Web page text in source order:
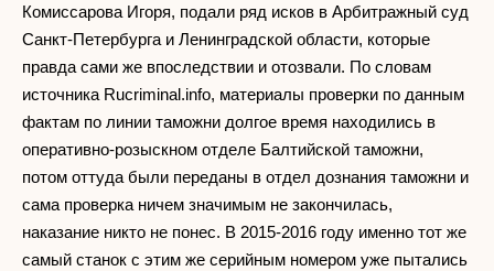
Комиссарова Игоря, подали ряд исков в Арбитражный суд
Санкт-Петербурга и Ленинградской области, которые
правда сами же впоследствии и отозвали. По словам
источника Rucriminal.info, материалы проверки по данным
фактам по линии таможни долгое время находились в
оперативно-розыскном отделе Балтийской таможни,
потом оттуда были переданы в отдел дознания таможни и
сама проверка ничем значимым не закончилась,
наказание никто не понес. В 2015-2016 году именно тот же
самый станок с этим же серийным номером уже пытались